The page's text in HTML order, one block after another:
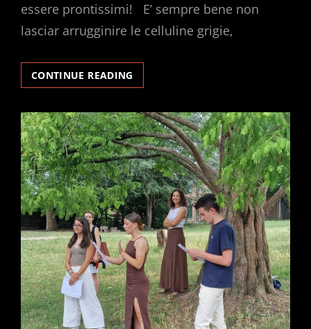
essere prontissimi! E’ sempre bene non
lasciar arrugginire le celluline grigie,
CONTINUE READING
ESTIVI
LE
FUTURE
CLASSI
PRIME
E
ALCUNI
CONSIGLI
PER
TUTTI